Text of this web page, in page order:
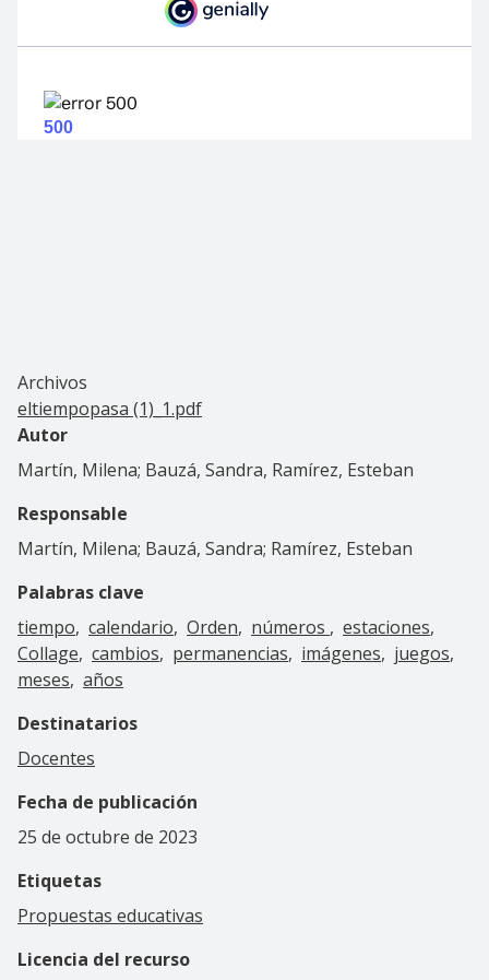
Archivos
eltiempopasa (1)_1.pdf
Autor
Martín, Milena; Bauzá, Sandra, Ramírez, Esteban
Responsable
Martín, Milena; Bauzá, Sandra; Ramírez, Esteban
Palabras clave
tiempo calendario Orden números
estaciones
Collage cambios permanencias imágenes
juegos
meses años
Destinatarios
Docentes
Fecha de publicación
25 de octubre de 2023
Etiquetas
Propuestas educativas
Licencia del recurso